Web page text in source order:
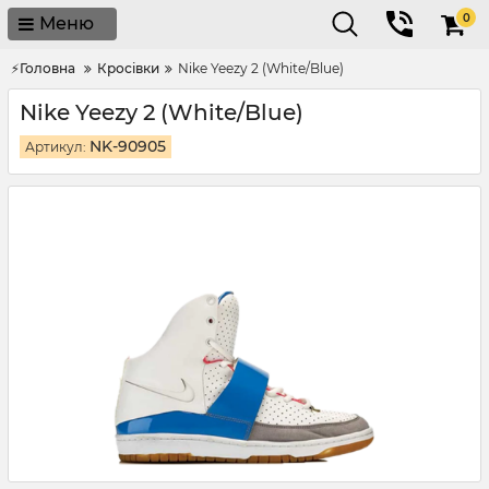
Меню 0
⚡Головна Кросівки Nike Yeezy 2 (White/Blue)
Nike Yeezy 2 (White/Blue)
Артикул: NK-90905